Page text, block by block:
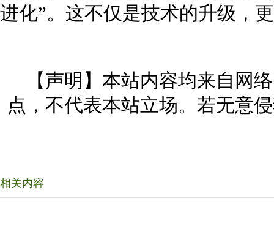
进化”。这不仅是技术的升级，
【声明】本站内容均来自网
点，不代表本站立场。若无意
相关内容